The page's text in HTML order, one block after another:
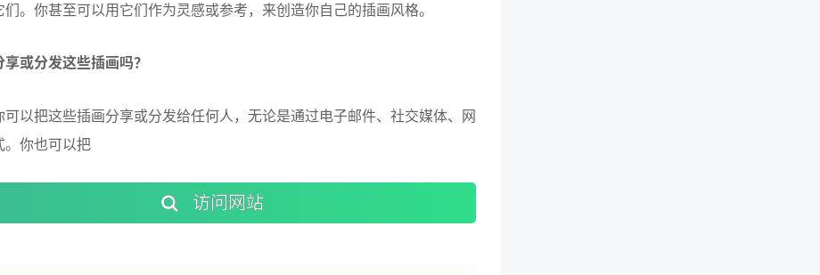
们。你甚至可以用它们作为灵感或参考，来创造你自己的插画风格。
或分发这些插画吗？
可以把这些插画分享或分发给任何人，无论是通过电子邮件、社交媒体、网
。你也可以把
访问网站